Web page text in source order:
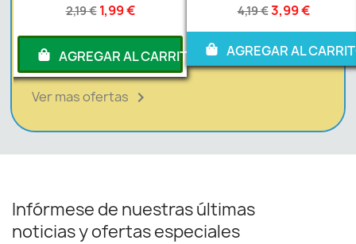
2,19 € 1,99 €
AGREGAR AL CARRITO
4,19 €3,99 €
AGREGAR AL
Ver mas ofertas 
Infórmese de nuestras últimas
noticias y ofertas especiales